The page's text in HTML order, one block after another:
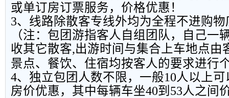
或单订房订票服务，价格优惠！
3、线路除散客专线外均为全程不进购
（注：包团游指客人自组团队，自己一
收其它散客,出游时间与集合上车地点由
景点、餐饮、住宿均按客人的要求进行
4、独立包团人数不限，一般10人以上
房价优惠，其中每辆车坐40到 53人之间